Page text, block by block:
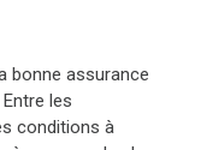
bonne assurance
les
conditions à